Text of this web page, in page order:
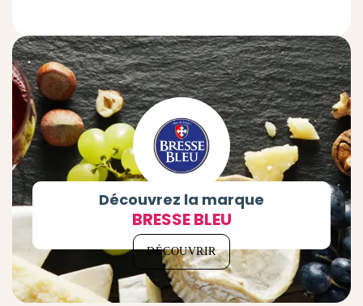
Découvrez la marque
BRESSE BLEU
DÉCOUVRIR